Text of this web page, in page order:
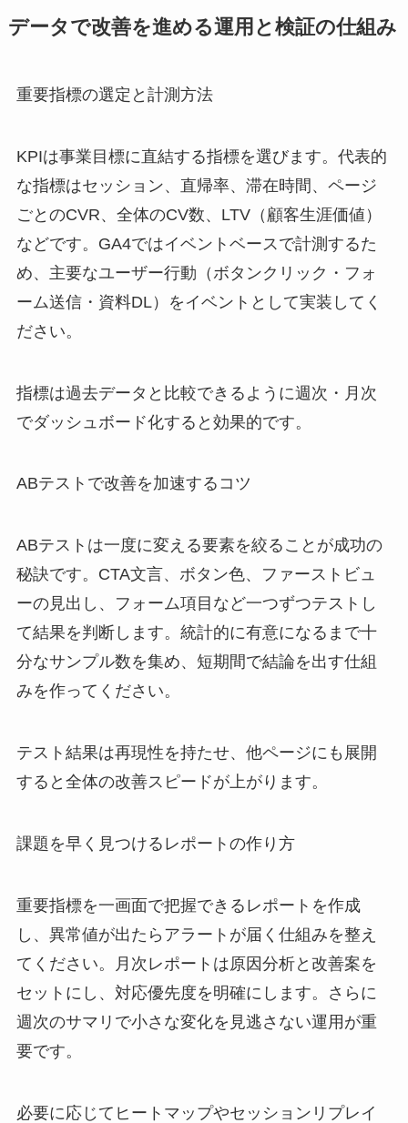
データで改善を進める運用と検証の仕組み
重要指標の選定と計測方法
KPIは事業目標に直結する指標を選びます。代表的
な指標はセッション、直帰率、滞在時間、ページ
ごとのCVR、全体のCV数、LTV（顧客生涯価値）
などです。GA4ではイベントベースで計測するた
め、主要なユーザー行動（ボタンクリック・フォ
ーム送信・資料DL）をイベントとして実装してく
ださい。
指標は過去データと比較できるように週次・月次
でダッシュボード化すると効果的です。
ABテストで改善を加速するコツ
ABテストは一度に変える要素を絞ることが成功の
秘訣です。CTA文言、ボタン色、ファーストビュ
ーの見出し、フォーム項目など一つずつテストし
て結果を判断します。統計的に有意になるまで十
分なサンプル数を集め、短期間で結論を出す仕組
みを作ってください。
テスト結果は再現性を持たせ、他ページにも展開
すると全体の改善スピードが上がります。
課題を早く見つけるレポートの作り方
重要指標を一画面で把握できるレポートを作成
し、異常値が出たらアラートが届く仕組みを整え
てください。月次レポートは原因分析と改善案を
セットにし、対応優先度を明確にします。さらに
週次のサマリで小さな変化を見逃さない運用が重
要です。
必要に応じてヒートマップやセッションリプレイ